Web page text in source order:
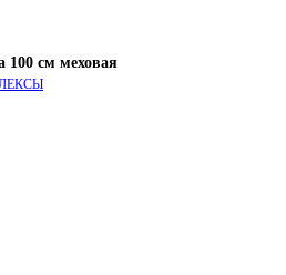
100 см меховая